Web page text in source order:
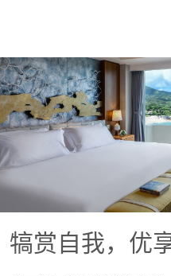
犒赏自我，优